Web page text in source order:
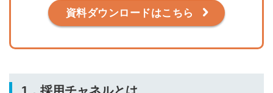
資料ダウンロードはこちら